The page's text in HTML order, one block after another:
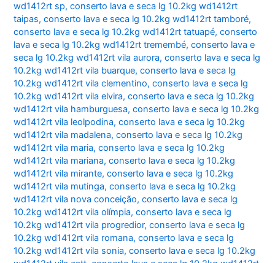
wd1412rt sp,conserto lava e seca lg 10.2kg wd1412rt
taipas,conserto lava e seca lg 10.2kg wd1412rt tamboré,
conserto lava e seca lg 10.2kg wd1412rt tatuapé,conserto
lava e seca lg 10.2kg wd1412rt tremembé,conserto lava e
seca lg 10.2kg wd1412rt vila aurora,conserto lava e seca lg
10.2kg wd1412rt vila buarque,conserto lava e seca lg
10.2kg wd1412rt vila clementino,conserto lava e seca lg
10.2kg wd1412rt vila elvira,conserto lava e seca lg 10.2kg
wd1412rt vila hamburguesa,conserto lava e seca lg 10.2kg
wd1412rt vila leolpodina,conserto lava e seca lg 10.2kg
wd1412rt vila madalena,conserto lava e seca lg 10.2kg
wd1412rt vila maria,conserto lava e seca lg 10.2kg
wd1412rt vila mariana,conserto lava e seca lg 10.2kg
wd1412rt vila mirante,conserto lava e seca lg 10.2kg
wd1412rt vila mutinga,conserto lava e seca lg 10.2kg
wd1412rt vila nova conceição,conserto lava e seca lg
10.2kg wd1412rt vila olímpia,conserto lava e seca lg
10.2kg wd1412rt vila progredior,conserto lava e seca lg
10.2kg wd1412rt vila romana,conserto lava e seca lg
10.2kg wd1412rt vila sonia,conserto lava e seca lg 10.2kg